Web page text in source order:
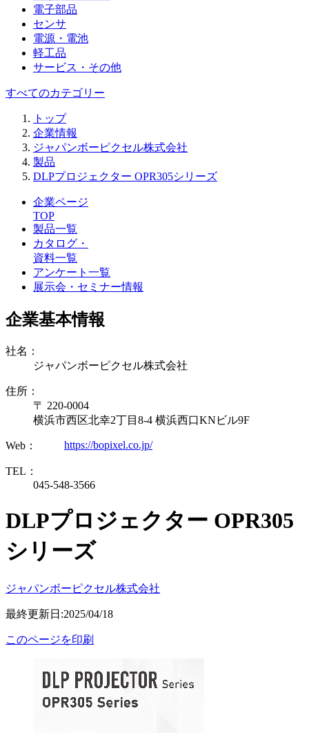
電子部品
センサ
電源・電池
軽工品
サービス・その他
すべてのカテゴリー
トップ
企業情報
ジャパンボーピクセル株式会社
製品
DLPプロジェクター OPR305シリーズ
企業ページ
TOP
製品一覧
カタログ・
資料一覧
アンケート一覧
展示会・セミナー情報
企業基本情報
社名：
ジャパンボーピクセル株式会社
住所：
〒 220-0004
横浜市西区北幸2丁目8-4 横浜西口KNビル9F
Web： https://bopixel.co.jp/
TEL：
045-548-3566
DLPプロジェクター OPR305
シリーズ
ジャパンボーピクセル株式会社
最終更新日:2025/04/18
このページを印刷